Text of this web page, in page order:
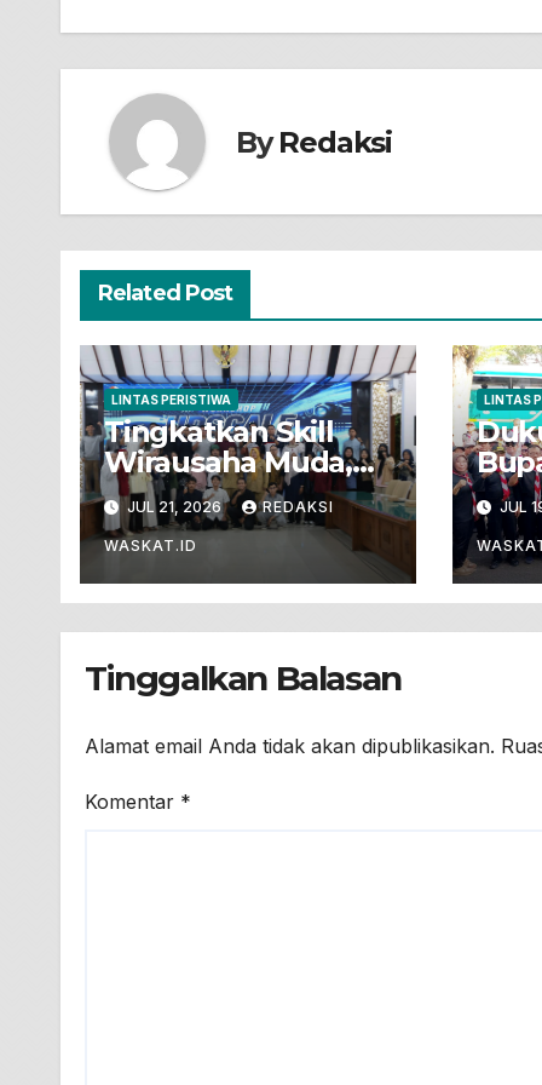
ByRedaksi
Related Post
LINTAS PERISTIWA
Tingkatkan Skill
Wirausaha Muda,
Dinpora Bojonegoro
Gelar Workshop
Produksi Video
Promosi Berbasis
Ponsel
JUL 21, 2026 REDAKSI
WASKAT.ID
LINTAS
JUL
Tinggalkan Balasan
Alamat email Anda tidak akan dipublikasikan.
Komentar *